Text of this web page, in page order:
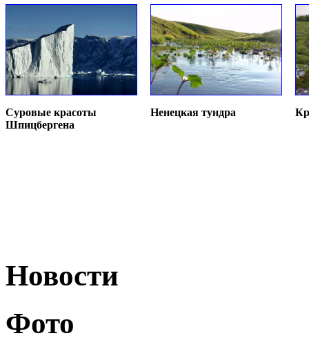
Суровые красоты
Шпицбергена
Ненецкая тундра
Новости
Фото